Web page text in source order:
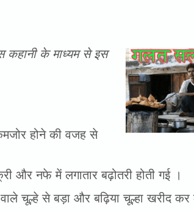
के माध्यम से इस
होने की वजह से
और नफे में लगातार बढ़ोतरी होती गई ।
चूल्हे से बड़ा और बढ़िया चूल्हा खरीद